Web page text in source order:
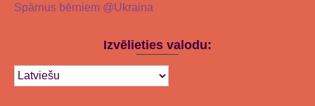
Spārnus bērniem @Ukraina
Izvēlieties valodu: